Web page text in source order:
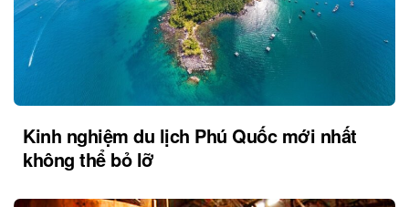
Kinh nghiệm du lịch Phú Quốc mới nhất
không thể bỏ lỡ